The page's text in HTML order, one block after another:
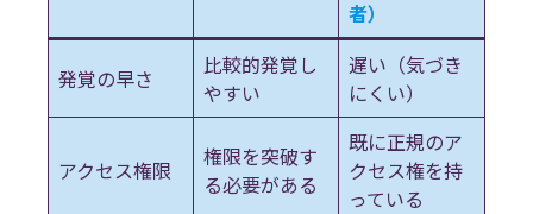
者）
発覚の早さ
比較的発覚し
やすい
遅い（気づき
にくい）
アクセス権限
権限を突破す
る必要がある
既に正規のア
クセス権を持
っている